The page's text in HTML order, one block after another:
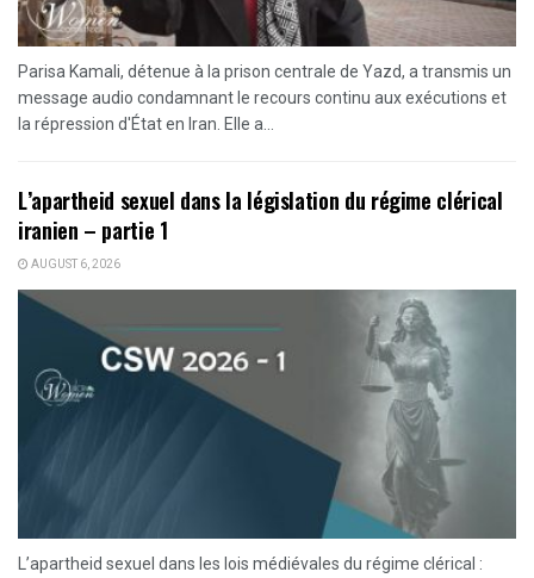
Parisa Kamali, détenue à la prison centrale de Yazd, a transmis un
message audio condamnant le recours continu aux exécutions et
la répression d'État en Iran. Elle a...
L’apartheid sexuel dans la législation du régime clérical
iranien – partie 1
AUGUST 6, 2026
L’apartheid sexuel dans les lois médiévales du régime clérical :